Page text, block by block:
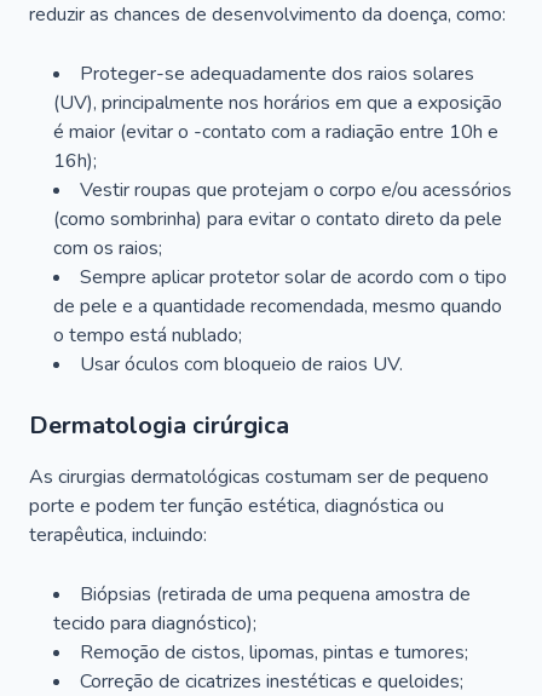
reduzir as chances de desenvolvimento da doença, como:
Proteger-se adequadamente dos raios solares
(UV), principalmente nos horários em que a exposição
é maior (evitar o -contato com a radiação entre 10h e
16h);
Vestir roupas que protejam o corpo e/ou acessórios
(como sombrinha) para evitar o contato direto da pele
com os raios;
Sempre aplicar protetor solar de acordo com o tipo
de pele e a quantidade recomendada, mesmo quando
o tempo está nublado;
Usar óculos com bloqueio de raios UV.
Dermatologia cirúrgica
As cirurgias dermatológicas costumam ser de pequeno
porte e podem ter função estética, diagnóstica ou
terapêutica, incluindo:
Biópsias (retirada de uma pequena amostra de
tecido para diagnóstico);
Remoção de cistos, lipomas, pintas e tumores;
Correção de cicatrizes inestéticas e queloides;